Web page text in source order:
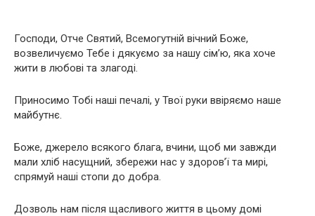
Господи, Отче Святий, Всемогутній вічний Боже,
возвеличуємо Тебе і дякуємо за нашу сім’ю, яка хоче
жити в любові та злагоді.
Приносимо Тобі наші печалі, у Твої руки ввіряємо наше
майбутнє.
Боже, джерело всякого блага, вчини, щоб ми завжди
мали хліб насущний, збережи нас у здоров’ї та мирі,
спрямуй наші стопи до добра.
Дозволь нам після щасливого життя в цьому домі